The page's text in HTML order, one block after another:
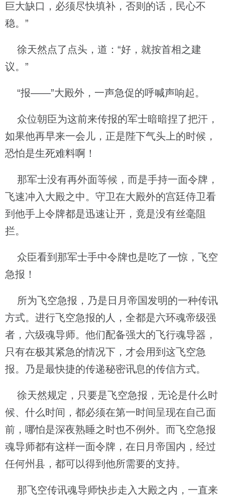
巨大缺口，必须尽快填补，否则的话，民心不
稳。”
徐天然点了点头，道：“好，就按首相之建
议。”
“报——”大殿外，一声急促的呼喊声响起。
众位朝臣为这前来传报的军士暗暗捏了把汗，
如果他再早来一会儿，正是陛下气头上的时候，
恐怕是生死难料啊！
那军士没有再外面等候，而是手持一面令牌，
飞速冲入大殿之中。守卫在大殿外的宫廷侍卫看
到他手上令牌都是迅速让开，竟是没有丝毫阻
拦。
众臣看到那军士手中令牌也是吃了一惊，飞空
急报！
所为飞空急报，乃是日月帝国发明的一种传讯
方式。进行飞空急报的人，全都是六环魂帝级强
者，六级魂导师。他们配备强大的飞行魂导器，
只有在极其紧急的情况下，才会用到这飞空急
报。乃是最快捷的传递秘密讯息的传信方式。
徐天然规定，只要是飞空急报，无论是什么时
候、什么时间，都必须在第一时间呈现在自己面
前，哪怕是深夜熟睡之时也不例外。而飞空急报
魂导师都有这样一面令牌，在日月帝国内，经过
任何州县，都可以得到他所需要的支持。
那飞空传讯魂导师快步走入大殿之内，一直来